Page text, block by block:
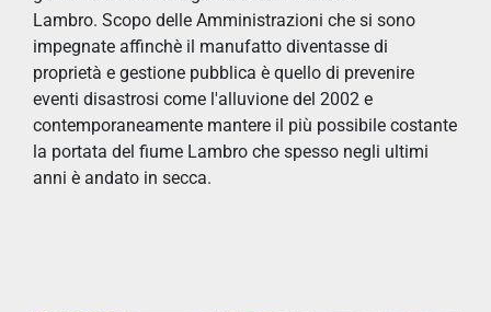
Lambro. Scopo delle Amministrazioni che si sono
impegnate affinchè il manufatto diventasse di
proprietà e gestione pubblica è quello di prevenire
eventi disastrosi come l'alluvione del 2002 e
contemporaneamente mantere il più possibile costante
la portata del fiume Lambro che spesso negli ultimi
anni è andato in secca.